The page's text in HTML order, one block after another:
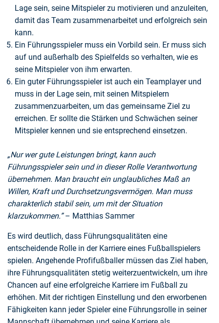
Lage sein, seine Mitspieler zu motivieren und anzuleiten,
damit das Team zusammenarbeitet und erfolgreich sein
kann.
Ein Führungsspieler muss ein Vorbild sein. Er muss sich
auf und außerhalb des Spielfelds so verhalten, wie es
seine Mitspieler von ihm erwarten.
Ein guter Führungsspieler ist auch ein Teamplayer und
muss in der Lage sein, mit seinen Mitspielern
zusammenzuarbeiten, um das gemeinsame Ziel zu
erreichen. Er sollte die Stärken und Schwächen seiner
Mitspieler kennen und sie entsprechend einsetzen.
„Nur wer gute Leistungen bringt, kann auch
Führungsspieler sein und in dieser Rolle Verantwortung
übernehmen. Man braucht ein unglaubliches Maß an
Willen, Kraft und Durchsetzungsvermögen. Man muss
charakterlich stabil sein, um mit der Situation
klarzukommen.”– Matthias Sammer
Es wird deutlich, dass Führungsqualitäten eine
entscheidende Rolle in der Karriere eines Fußballspielers
spielen. Angehende Profifußballer müssen das Ziel haben,
ihre Führungsqualitäten stetig weiterzuentwickeln, um ihre
Chancen auf eine erfolgreiche Karriere im Fußball zu
erhöhen. Mit der richtigen Einstellung und den erworbenen
Fähigkeiten kann jeder Spieler eine Führungsrolle in seiner